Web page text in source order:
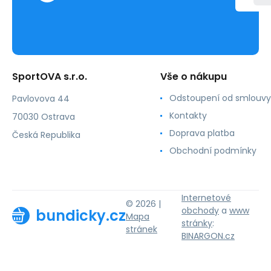
SportOVA s.r.o.
Pavlovova 44
70030 Ostrava
Česká Republika
Vše o nákupu
Odstoupení od smlouvy
Kontakty
Doprava platba
Obchodní podmínky
bundicky.cz
© 2026 |
Mapa
stránek
Internetové
obchody a www
stránky:
BINARGON.cz